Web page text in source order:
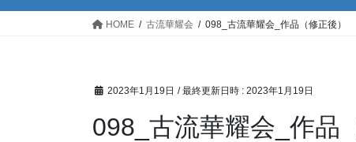
HOME 古流華耀会 098_古流華耀会_作品（修正後）
2023年1月19日 / 最終更新日時 : 2023年1月19日
098_古流華耀会_作品